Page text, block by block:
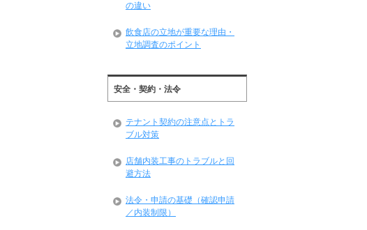
の違い
飲食店の立地が重要な理由・
立地調査のポイント
安全・契約・法令
テナント契約の注意点とトラ
ブル対策
店舗内装工事のトラブルと回
避方法
法令・申請の基礎（確認申請
／内装制限）